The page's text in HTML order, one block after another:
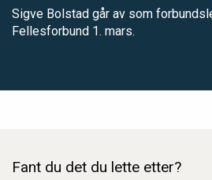
Sigve Bolstad går av som
Fellesforbund 1. mars.
Fant du det du lette etter?